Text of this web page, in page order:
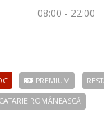
08:00 - 22:00
PREMIUM
ROMÂNEASCĂ